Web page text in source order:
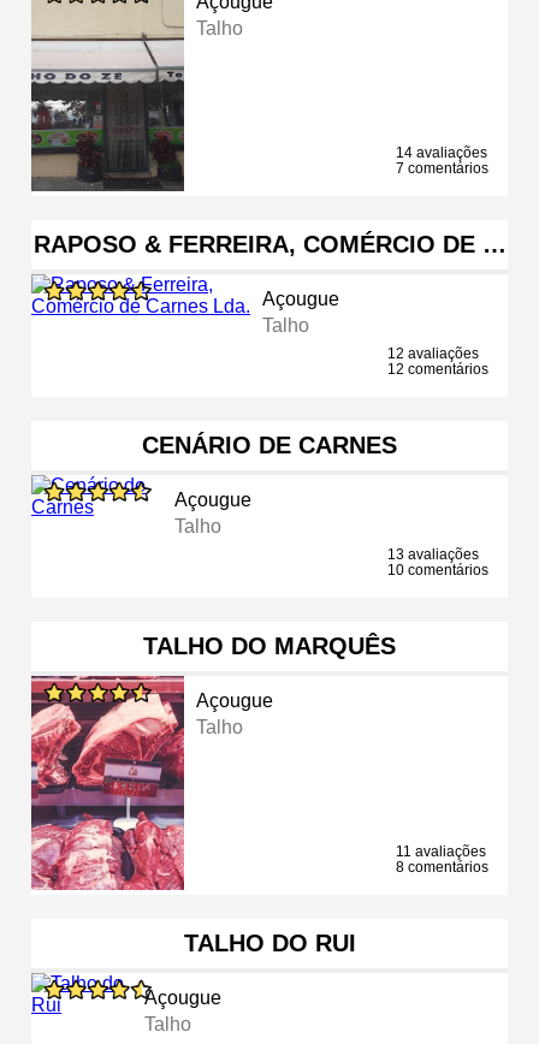
Talho
14 avaliações
7 comentários
RAPOSO & FERREIRA, COMÉRCIO DE …
Açougue
Talho
12 avaliações
12 comentários
CENÁRIO DE CARNES
Açougue
Talho
13 avaliações
10 comentários
TALHO DO MARQUÊS
Açougue
Talho
11 avaliações
8 comentários
TALHO DO RUI
Açougue
Talho